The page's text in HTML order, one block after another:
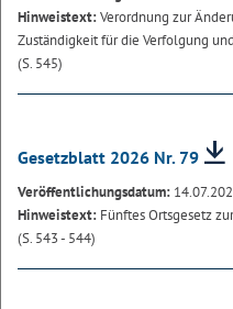
Hinweistext:Verordnung zur
Zuständigkeit für die Verfolgung
(S. 545)
Gesetzblatt 2026 Nr. 79
Veröffentlichungsdatum:
Hinweistext: Fünftes Ortsgesetz
(S. 543 - 544)